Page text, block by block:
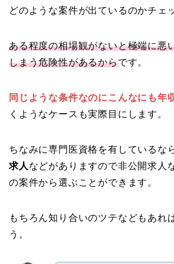
どのような案件が出ているのかチェ
ある程度の相場観がないと極端に悪
しまう危険性があるからです。
同じような条件なのにこんなにも年
くようなケースも実際目にします。
ちなみに専門医資格を有しているな
求人 などがありますので非公開求人
の案件から選ぶことができます。
もちろん知り合いのツテなどもあれ
う。